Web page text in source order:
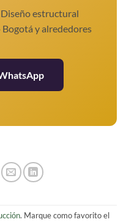
estructural
Bogotá y alrededores
. Marque como favorito el